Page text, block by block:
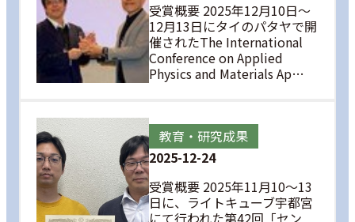
受賞概要 2025年12月10日～
12月13日にタイのパタヤで開
催されたThe International
Conference on Applied
Physics and Materials Ap…
教育・研究成果
2025-12-24
受賞概要 2025年11月10～13
日に、ライトキューブ宇都宮